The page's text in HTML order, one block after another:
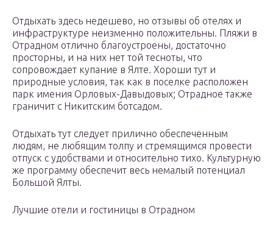
Отдыхать здесь недешево, но отзывы об отелях и
инфраструктуре неизменно положительны. Пляжи в
Отрадном отлично благоустроены, достаточно
просторны, и на них нет той тесноты, что
сопровождает купание в Ялте. Хороши тут и
природные условия, так как в поселке расположен
парк имения Орловых-Давыдовых; Отрадное также
граничит с Никитским ботсадом.
Отдыхать тут следует прилично обеспеченным
людям, не любящим толпу и стремящимся провести
отпуск с удобствами и относительно тихо. Культурную
же программу обеспечит весь немалый потенциал
Большой Ялты.
Лучшие отели и гостиницы в Отрадном